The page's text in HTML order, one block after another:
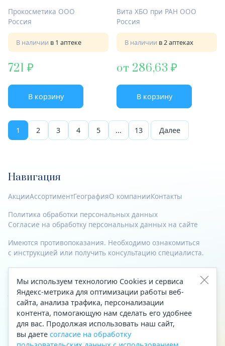
Прокосметика ООО
Россия
В наличии в 1 аптеке
721
В корзину
Вита ХБО при РАН ООО
Россия
В наличии в 2 аптеках
от 286,63
В корзину
1 2 3 4 5 ... 13 Далее
Навигация
АкцииАссортиментГеографияО компанииКонтакты
Политика обработки персональных данных
Согласие на обработку персональных данных на сайте
Имеются противопоказания. Необходимо ознакомиться
с инструкцией или получить консультацию специалиста.
© 2023—2026 Все права защищены.
Адрес
Архангельск, ул. Папанина, д. 19 (вход в здание со стороны
автоцентра «Тойота»)
Приемная Генерального директора
Мы используем технологию Cookies и сервиса
Яндекс-метрика для оптимизации работы веб-
сайта, анализа трафика, персонализации
контента, помогающую нам сделать его удобнее
для вас. Продолжая использовать наш сайт,
вы даете согласие на обработку